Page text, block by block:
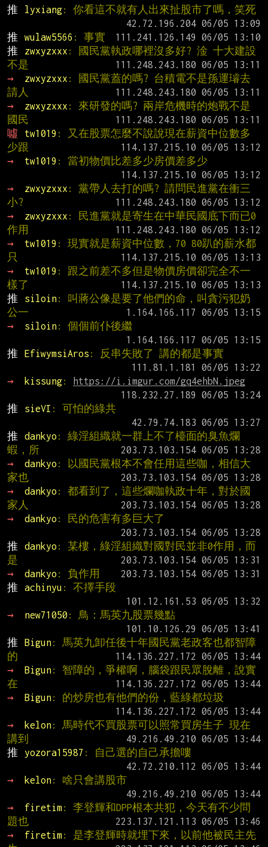
推
lyxiang: 你看這不就有人出來扯股市了嗎，笑死
推
wulaw5566 : 事實
推
zwxyzxxx : 國民黨執政哪裡沒多好? 淦 十大建設
不是
→
zwxyzxxx : 國民黨蓋的嗎? 台積電不是孫運璿去
請人
→
zwxyzxxx : 來研發的嗎? 兩岸危機時的炮戰不是
國民
噓
tw1019 : 又在股票怎麼不說說現在薪資中位數多
少跟
→
tw1019 : 當初物價比差多少房價差多少
→
zwxyzxxx : 黨帶人去打的嗎? 請問民進黨在衝三
小?
→
zwxyzxxx : 民進黨就是寄生在中華民國底下而已0
作用
→
tw1019 : 現實就是薪資中位數，70 80趴的薪水都
只
→
tw1019 : 跟之前差不多但是物價房價卻完全不一
樣了
推
siloin: 叫蔣公像是要了他們的命，叫貪污犯奶
公一
→
siloin: 個個前仆後繼
推
EfiwymsiAros : 反串失敗了 講的都是事實
→
kissung:
https://i.imgur.com/gq4ehbN.jpeg
推
sieVI : 可怕的綠共
推
dankyo : 綠淫組織就一群上不了檯面的臭魚爛
蝦，所
→
dankyo : 以國民黨根本不會任用這些咖，相信大
家也
→
dankyo : 都看到了，這些爛咖執政十年，對於國
家人
→
dankyo : 民的危害有多巨大了
推
dankyo : 某樓，綠淫組織對國對民並非0作用，而
是
→
dankyo : 負作用
推
achinyu : 不擇手段
→
new71050 : 鳥：馬英九股票幾點
推
Bigun: 馬英九卸任後十年國民黨老政客也都智障
的
→
Bigun: 智障的，爭權啊，腦袋跟民眾脫離，說實
在
→
Bigun: 的炒房也有他們的份，藍綠都垃圾
→
kelon: 馬時代不買股票可以照常買房生子 現在
講到
推
yozora15987 : 自己選的自己承擔嘍
→
kelon: 啥只會講股市
→
firetim: 李登輝和DPP根本共犯，今天有不少問
題也
→
firetim: 是李登輝時就埋下來，以前他被民主先